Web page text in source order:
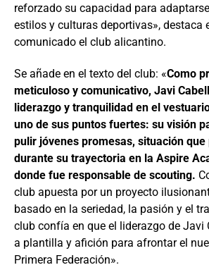
reforzado su capacidad para
estilos y culturas deportivas», destaca
comunicado el club alicantino.
Se añade en el texto del club: «Como
meticuloso y comunicativo, Javi
liderazgo y tranquilidad en el
uno de sus puntos fuertes: su visión
pulir jóvenes promesas, situación
durante su trayectoria en la Aspire
donde fue responsable de scouting.
club apuesta por un proyecto
basado en la seriedad, la pasión y el
club confía en que el liderazgo de Javi
a plantilla y afición para afrontar el
Primera Federación».